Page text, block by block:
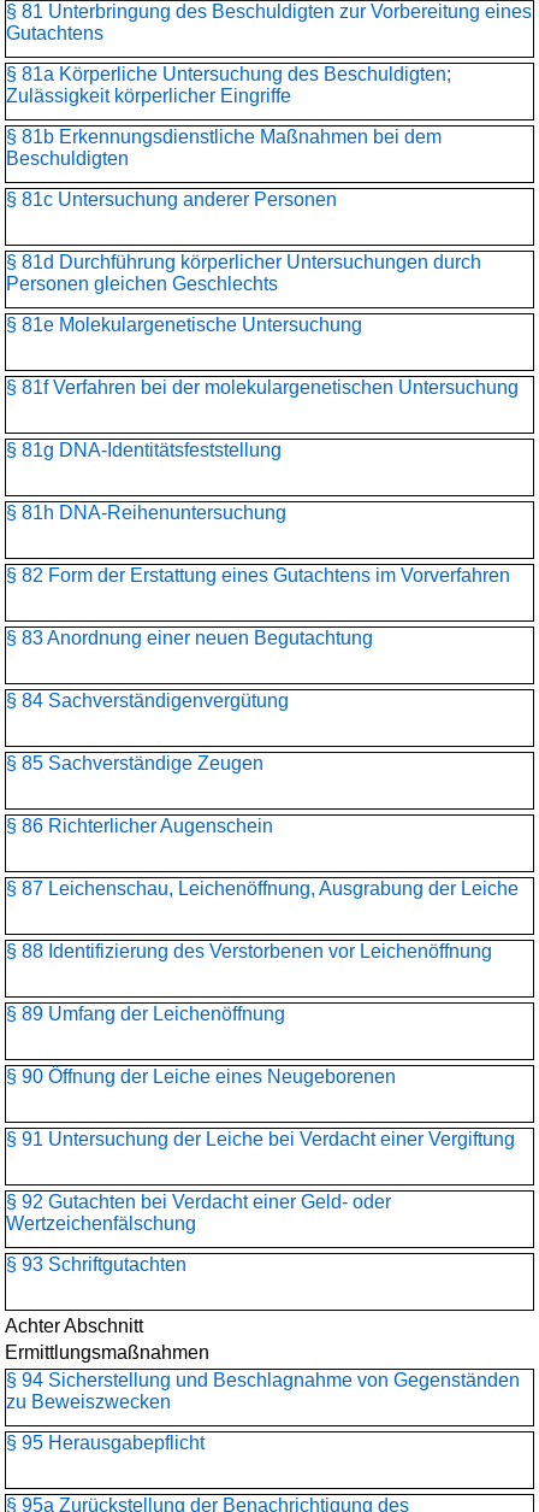
§ 81 Unterbringung des Beschuldigten zur Vorbereitung eines
Gutachtens
§ 81a Körperliche Untersuchung des Beschuldigten;
Zulässigkeit körperlicher Eingriffe
§ 81b Erkennungsdienstliche Maßnahmen bei dem
Beschuldigten
§ 81c Untersuchung anderer Personen
§ 81d Durchführung körperlicher Untersuchungen durch
Personen gleichen Geschlechts
§ 81e Molekulargenetische Untersuchung
§ 81f Verfahren bei der molekulargenetischen Untersuchung
§ 81g DNA-Identitätsfeststellung
§ 81h DNA-Reihenuntersuchung
§ 82 Form der Erstattung eines Gutachtens im Vorverfahren
§ 83 Anordnung einer neuen Begutachtung
§ 84 Sachverständigenvergütung
§ 85 Sachverständige Zeugen
§ 86 Richterlicher Augenschein
§ 87 Leichenschau, Leichenöffnung, Ausgrabung der Leiche
§ 88 Identifizierung des Verstorbenen vor Leichenöffnung
§ 89 Umfang der Leichenöffnung
§ 90 Öffnung der Leiche eines Neugeborenen
§ 91 Untersuchung der Leiche bei Verdacht einer Vergiftung
§ 92 Gutachten bei Verdacht einer Geld- oder
Wertzeichenfälschung
§ 93 Schriftgutachten
Achter Abschnitt
Ermittlungsmaßnahmen
§ 94 Sicherstellung und Beschlagnahme von Gegenständen
zu Beweiszwecken
§ 95 Herausgabepflicht
§ 95a Zurückstellung der Benachrichtigung des